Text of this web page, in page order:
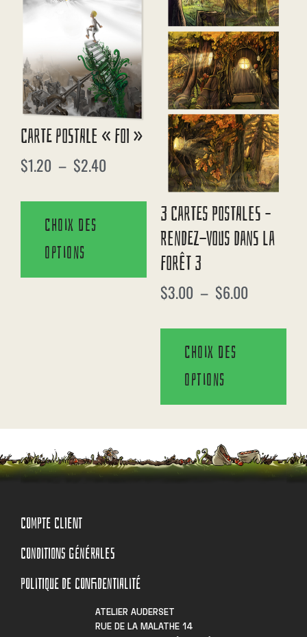
Carte Postale « Foi »
$1.20 – $2.40
Choix des
options
3 Cartes Postales –
Rendez-Vous Dans La
Forêt 3
$3.00 – $6.00
Choix des
options
COMPTE CLIENT
CONDITIONS GÉNÉRALES
POLITIQUE DE CONFIDENTIALITÉ
ATELIER AUDERSET
RUE DE LA MALATHE 14